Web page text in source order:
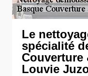
Le
spécialité
Couverture
Louvie